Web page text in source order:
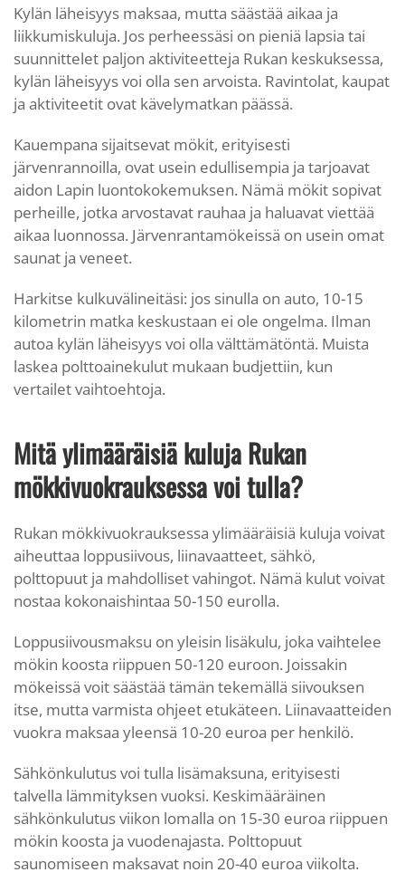
Kylän läheisyys maksaa, mutta säästää aikaa ja
liikkumiskuluja. Jos perheessäsi on pieniä lapsia tai
suunnittelet paljon aktiviteetteja Rukan keskuksessa,
kylän läheisyys voi olla sen arvoista. Ravintolat, kaupat
ja aktiviteetit ovat kävelymatkan päässä.
Kauempana sijaitsevat mökit, erityisesti
järvenrannoilla, ovat usein edullisempia ja tarjoavat
aidon Lapin luontokokemuksen. Nämä mökit sopivat
perheille, jotka arvostavat rauhaa ja haluavat viettää
aikaa luonnossa. Järvenrantamökeissä on usein omat
saunat ja veneet.
Harkitse kulkuvälineitäsi: jos sinulla on auto, 10-15
kilometrin matka keskustaan ei ole ongelma. Ilman
autoa kylän läheisyys voi olla välttämätöntä. Muista
laskea polttoainekulut mukaan budjettiin, kun
vertailet vaihtoehtoja.
Mitä ylimääräisiä kuluja Rukan
mökkivuokrauksessa voi tulla?
Rukan mökkivuokrauksessa ylimääräisiä kuluja voivat
aiheuttaa loppusiivous, liinavaatteet, sähkö,
polttopuut ja mahdolliset vahingot. Nämä kulut voivat
nostaa kokonaishintaa 50-150 eurolla.
Loppusiivousmaksu on yleisin lisäkulu, joka vaihtelee
mökin koosta riippuen 50-120 euroon. Joissakin
mökeissä voit säästää tämän tekemällä siivouksen
itse, mutta varmista ohjeet etukäteen. Liinavaatteiden
vuokra maksaa yleensä 10-20 euroa per henkilö.
Sähkönkulutus voi tulla lisämaksuna, erityisesti
talvella lämmityksen vuoksi. Keskimääräinen
sähkönkulutus viikon lomalla on 15-30 euroa riippuen
mökin koosta ja vuodenajasta. Polttopuut
saunomiseen maksavat noin 20-40 euroa viikolta.